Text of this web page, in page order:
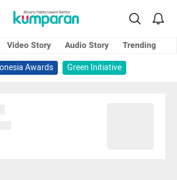
Video Story Audio Story
Trending
Awards
Green Initiative